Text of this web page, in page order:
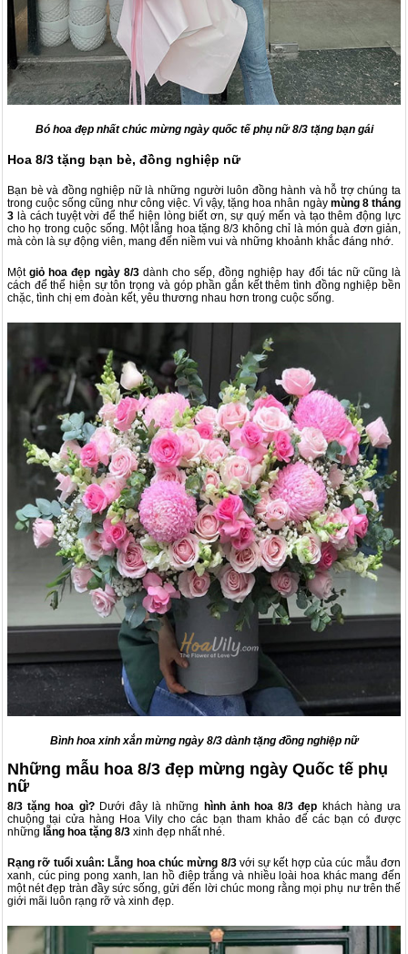
Bó hoa đẹp nhất chúc mừng ngày quốc tế phụ nữ 8/3 tặng bạn gái
Hoa 8/3 tặng bạn bè, đồng nghiệp nữ
Bạn bè và đồng nghiệp nữ là những người luôn đồng hành và hỗ trợ chúng ta
trong cuộc sống cũng như công việc. Vì vậy, tặng hoa nhân ngày mùng 8 tháng
3 là cách tuyệt vời để thể hiện lòng biết ơn, sự quý mến và tạo thêm động lực
cho họ trong cuộc sống. Một lẵng hoa tặng 8/3 không chỉ là món quà đơn giản,
mà còn là sự động viên, mang đến niềm vui và những khoảnh khắc đáng nhớ.
Mộtgiỏ hoa đẹp ngày 8/3dành cho sếp, đồng nghiệp hay đối tác nữ cũng là
cách để thể hiện sự tôn trọng và góp phần gắn kết thêm tình đồng nghiệp bền
chặc, tình chị em đoàn kết, yêu thương nhau hơn trong cuộc sống.
Bình hoa xinh xắn mừng ngày 8/3 dành tặng đồng nghiệp nữ
Những mẫu hoa 8/3 đẹp mừng ngày Quốc tế phụ
nữ
8/3 tặng hoa gì? Dưới đây là những hình ảnh hoa 8/3 đẹp khách hàng ưa
chuộng tại cửa hàng Hoa Vily cho các bạn tham khảo để các bạn có được
những lẵng hoa tặng 8/3 xinh đẹp nhất nhé.
Rạng rỡ tuổi xuân: Lẵng hoa chúc mừng 8/3với sự kết hợp của cúc mẫu đơn
xanh, cúc ping pong xanh, lan hồ điệp trắng và nhiều loài hoa khác mang đến
một nét đẹp tràn đầy sức sống, gửi đến lời chúc mong rằng mọi phụ nư trên thế
giới mãi luôn rạng rỡ và xinh đẹp.